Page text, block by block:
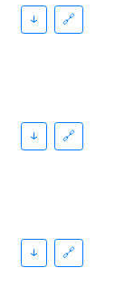
↓ 🔗
↓ 🔗
↓ 🔗